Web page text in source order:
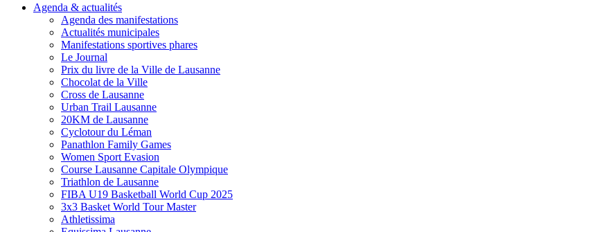
Agenda & actualités
Agenda des manifestations
Actualités municipales
Manifestations sportives phares
Le Journal
Prix du livre de la Ville de Lausanne
Chocolat de la Ville
Cross de Lausanne
Urban Trail Lausanne
20KM de Lausanne
Cyclotour du Léman
Panathlon Family Games
Women Sport Evasion
Course Lausanne Capitale Olympique
Triathlon de Lausanne
FIBA U19 Basketball World Cup 2025
3x3 Basket World Tour Master
Athletissima